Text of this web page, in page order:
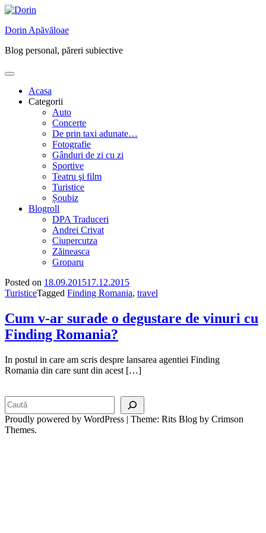
Skip
content
Dorin Apăvăloae
Blog personal, păreri subiective
Acasa
Categorii
Auto
Concerte
De prin taxi adunate…
Fotografie
Gânduri de zi cu zi
Sportive
Teatru şi film
Turistice
Șoubiz
Blogroll
DPA Traduceri
Andrei Crivat
Ciupercutza
Zăineasca
Groparu
Posted on 18.09.201517.12.2015
TuristiceTagged Finding Romania, travel
Cum v-ar surade o degustare de vinuri cu
Finding Romania?
In postul in care am scris despre lansarea agentiei Finding
Romania din care sunt din acest […]
Proudly powered by WordPress | Theme: Rits Blog by Crimson
Themes.